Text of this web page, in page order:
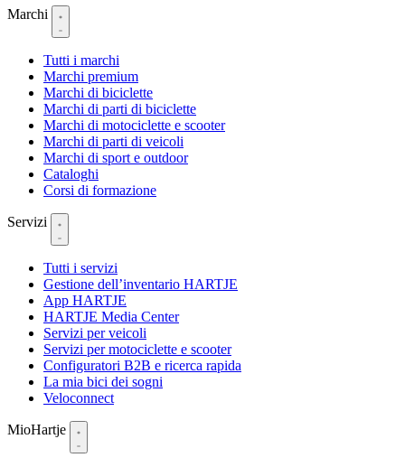
Marchi
Tutti i marchi
Marchi premium
Marchi di biciclette
Marchi di parti di biciclette
Marchi di motociclette e scooter
Marchi di parti di veicoli
Marchi di sport e outdoor
Cataloghi
Corsi di formazione
Servizi
Tutti i servizi
Gestione dell’inventario HARTJE
App HARTJE
HARTJE Media Center
Servizi per veicoli
Servizi per motociclette e scooter
Configuratori B2B e ricerca rapida
La mia bici dei sogni
Veloconnect
MioHartje